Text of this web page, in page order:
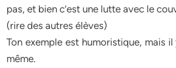
pas, et bien c’est une lutte avec le
(rire des autres élèves)
Ton exemple est humoristique, mais
même.